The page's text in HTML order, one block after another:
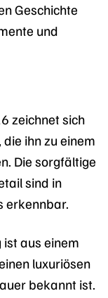
Geschichte
und
zeichnet sich
die ihn zu einem
Die sorgfältige
sind in
erkennbar.
ist aus einem
luxuriösen
bekannt ist.